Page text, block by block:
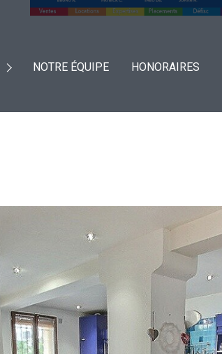
NOTRE ÉQUIPE HONORAIRES